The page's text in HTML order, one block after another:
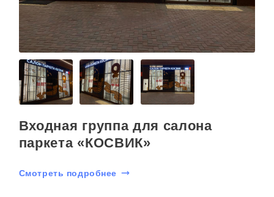
Входная группа для салона
паркета «КОСВИК»
Смотреть подробнее